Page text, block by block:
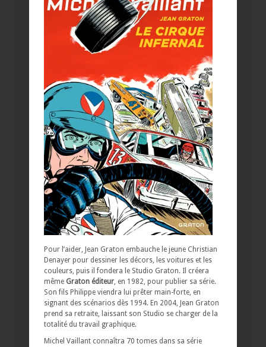
Pour l’aider, Jean Graton embauche le jeune Christian
Denayer pour dessiner les décors, les voitures et les
couleurs, puis il fondera le Studio Graton. Il créera
même Graton éditeur, en 1982, pour publier sa série.
Son fils Philippe viendra lui prêter main-forte, en
signant des scénarios dès 1994. En 2004, Jean Graton
prend sa retraite, laissant son Studio se charger de la
totalité du travail graphique.
Michel Vaillant connaîtra 70 tomes dans sa série